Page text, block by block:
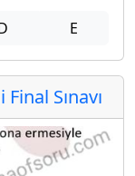
E
Sınavı